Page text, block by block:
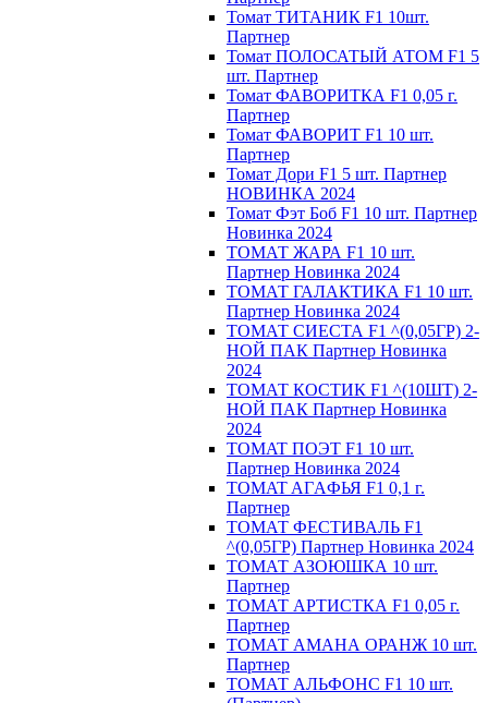
Томат ТИТАНИК F1 10шт.
Партнер
Томат ПОЛОСАТЫЙ АТОМ F1 5
шт. Партнер
Томат ФАВОРИТКА F1 0,05 г.
Партнер
Томат ФАВОРИТ F1 10 шт.
Партнер
Томат Дори F1 5 шт. Партнер
НОВИНКА 2024
Томат Фэт Боб F1 10 шт. Партнер
Новинка 2024
ТОМАТ ЖАРА F1 10 шт.
Партнер Новинка 2024
ТОМАТ ГАЛАКТИКА F1 10 шт.
Партнер Новинка 2024
ТОМАТ СИЕСТА F1 ^(0,05ГР) 2-
НОЙ ПАК Партнер Новинка
2024
ТОМАТ КОСТИК F1 ^(10ШТ) 2-
НОЙ ПАК Партнер Новинка
2024
TOMAT ПOЭT F1 10 шт.
Пapтнeр Новинка 2024
TOMAT AГAФЬЯ F1 0,1 г.
Пapтнep
ТОМАТ ФЕСТИВАЛЬ F1
^(0,05ГР) Партнер Новинка 2024
ТОМАТ АЗОЮШКА 10 шт.
Партнер
ТОМАТ АРТИСТКА F1 0,05 г.
Партнер
ТОМАТ АМАНА ОРАНЖ 10 шт.
Партнер
ТОМАТ АЛЬФОНС F1 10 шт.